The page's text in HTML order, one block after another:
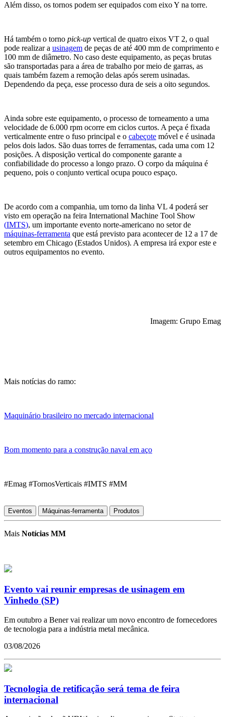
Além disso, os tornos podem ser equipados com eixo Y na torre.
Há também o torno pick-up vertical de quatro eixos VT 2, o qual
pode realizar a usinagem de peças de até 400 mm de comprimento e
100 mm de diâmetro. No caso deste equipamento, as peças brutas
são transportadas para a área de trabalho por meio de garras, as
quais também fazem a remoção delas após serem usinadas.
Dependendo da peça, esse processo dura de seis a oito segundos.
Ainda sobre este equipamento, o processo de torneamento a uma
velocidade de 6.000 rpm ocorre em ciclos curtos. A peça é fixada
verticalmente entre o fuso principal e o cabeçote móvel e é usinada
pelos dois lados. São duas torres de ferramentas, cada uma com 12
posições. A disposição vertical do componente garante a
confiabilidade do processo a longo prazo. O corpo da máquina é
pequeno, pois o conjunto vertical ocupa pouco espaço.
De acordo com a companhia, um torno da linha VL 4 poderá ser
visto em operação na feira International Machine Tool Show
(IMTS), um importante evento norte-americano no setor de
máquinas-ferramenta que está previsto para acontecer de 12 a 17 de
setembro em Chicago (Estados Unidos). A empresa irá expor este e
outros equipamentos no evento.
Imagem: Grupo Emag
Mais notícias do ramo:
Maquinário brasileiro no mercado internacional
Bom momento para a construção naval em aço
#Emag #TornosVerticais #IMTS #MM
Eventos Máquinas-ferramenta Produtos
Mais Notícias MM
Evento vai reunir empresas de usinagem em
Vinhedo (SP)
Em outubro a Bener vai realizar um novo encontro de fornecedores
de tecnologia para a indústria metal mecânica.
03/08/2026
Tecnologia de retificação será tema de feira
internacional